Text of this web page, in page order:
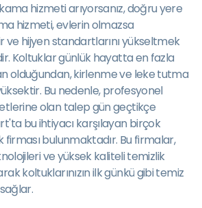
hizmeti arıyorsanız, doğru yere
hizmeti, evlerin olmazsa
ve hijyen standartlarını yükseltmek
Koltuklar günlük hayatta en fazla
olduğundan, kirlenme ve leke tutma
Bu nedenle, profesyonel
olan talep gün geçtikçe
bu ihtiyacı karşılayan birçok
bulunmaktadır. Bu firmalar,
ve yüksek kaliteli temizlik
koltuklarınızın ilk günkü gibi temiz